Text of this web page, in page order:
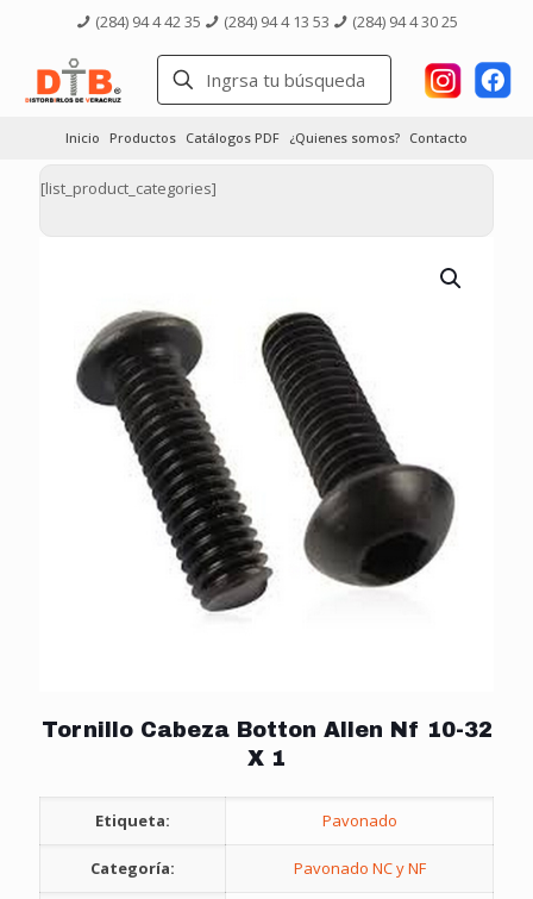
(284) 94 4 42 35 (284) 94 4 13 53 (284) 94 4 30 25
Inicio Productos Catálogos PDF ¿Quienes somos? Contacto
[list_product_categories]
Tornillo Cabeza Botton Allen Nf 10-32
X 1
Etiqueta: Pavonado
Categoría: Pavonado NC y NF